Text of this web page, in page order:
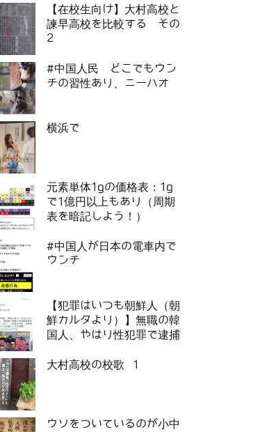
【在校生向け】大村高校と
諫早高校を比較する その
2
#中国人民 どこでもウン
チの習性あり、ニーハオ
横浜で
元素単体1gの価格表：1g
で1億円以上もあり（周期
表を暗記しよう！）
#中国人が日本の電車内で
ウンチ
【犯罪はいつも朝鮮人（朝
鮮カルタより）】無職の韓
国人、やはり性犯罪で逮捕
大村高校の校歌 1
ウソをついているのが小中